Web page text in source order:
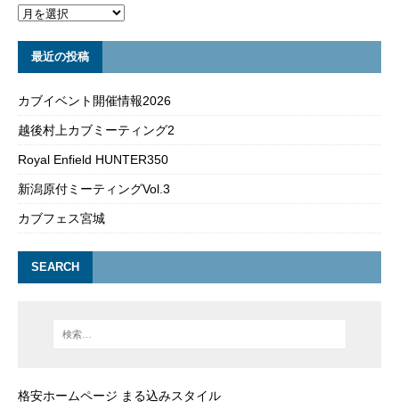
最近の投稿
カブイベント開催情報2026
越後村上カブミーティング2
Royal Enfield HUNTER350
新潟原付ミーティングVol.3
カブフェス宮城
SEARCH
格安ホームページ まる込みスタイル